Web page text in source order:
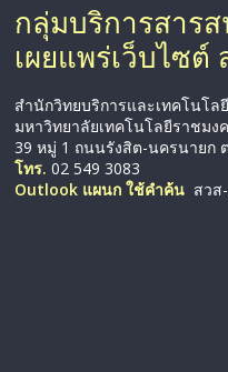
กลุ่มบริการสาร
เผยแพร่เว็บไซ
สำนักวิทยบริการและเทคโนโล
มหาวิทยาลัยเทคโนโลยีราชม
39 หมู่ 1 ถนนรังสิต-นครนายก
โทร. 02 549 3083
Outlook แผนก ใช้คำค้น สวส